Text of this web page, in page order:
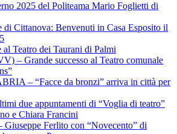
2025 del Politeama Mario Foglietti di
di Cittanova: Benvenuti in Casa Esposito il
Teatro dei Taurani di Palmi
– Grande successo al Teatro comunale
– “Facce da bronzi” arriva in città per
due appuntamenti di “Voglia di teatro”
e Chiara Francini
Ferlito con “Novecento” di